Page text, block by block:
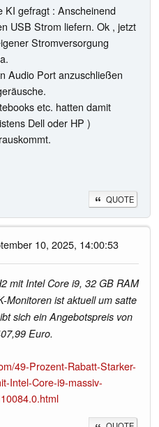
KI gefragt : Anscheinend
USB Strom liefern. Ok , jetzt
Stromversorgung
Audio Port anzuschließen
etc. hatten damit
Dell oder HP )
QUOTE
10, 2025, 14:00:53
mit Intel Core i9, 32 GB RAM
Monitoren ist aktuell um satte
sich ein Angebotspreis von
Euro.
49-Prozent-Rabatt-Starker-
Intel-Core-i9-massiv-